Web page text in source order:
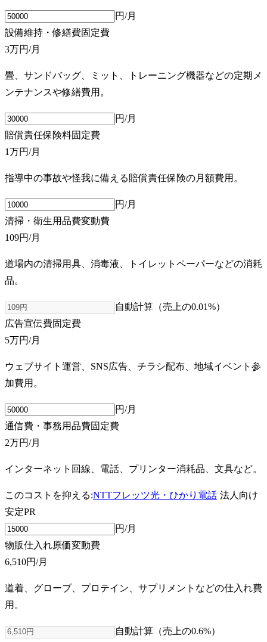
円/月
設備維持・修繕費固定費
3万円/月
畳、サンドバッグ、ミット、トレーニング機器などの定期メ
ンテナンスや修繕費用。
円/月
賠償責任保険料固定費
1万円/月
指導中の事故や怪我に備える賠償責任保険の月額費用。
円/月
清掃・衛生用品費変動費
109円/月
道場内の清掃用具、消毒液、トイレットペーパーなどの消耗
品。
自動計算（売上の0.01%）
広告宣伝費固定費
5万円/月
ウェブサイト運営、SNS広告、チラシ配布、地域イベント参
加費用。
円/月
通信費・事務用品費固定費
2万円/月
インターネット回線、電話、プリンター消耗品、文具など。
このコストを抑える:NTTフレッツ光・ひかり電話 法人向け
安定PR
円/月
物販仕入れ原価変動費
6,510円/月
道着、グローブ、プロテイン、サプリメントなどの仕入れ費
用。
自動計算（売上の0.6%）